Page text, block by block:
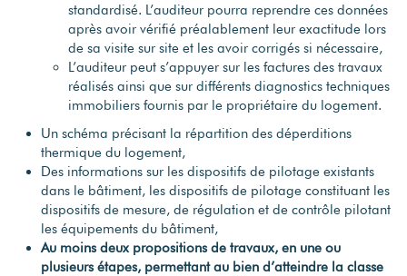
standardisé. L’auditeur pourra reprendre ces données
après avoir vérifié préalablement leur exactitude lors
de sa visite sur site et les avoir corrigés si nécessaire,
L’auditeur peut s’appuyer sur les factures des travaux
réalisés ainsi que sur différents diagnostics techniques
immobiliers fournis par le propriétaire du logement.
Un schéma précisant la répartition des déperditions
thermique du logement,
Des informations sur les dispositifs de pilotage existants
dans le bâtiment, les dispositifs de pilotage constituant les
dispositifs de mesure, de régulation et de contrôle pilotant
les équipements du bâtiment,
Au moins deux propositions de travaux, en une ou
plusieurs étapes, permettant au bien d’atteindre la classe